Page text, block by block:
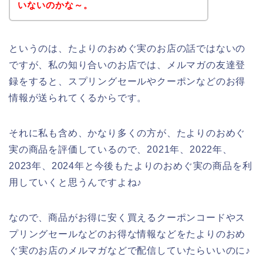
いないのかな～。
というのは、たよりのおめぐ実のお店の話ではないの
ですが、私の知り合いのお店では、メルマガの友達登
録をすると、スプリングセールやクーポンなどのお得
情報が送られてくるからです。
それに私も含め、かなり多くの方が、たよりのおめぐ
実の商品を評価しているので、2021年、2022年、
2023年、2024年と今後もたよりのおめぐ実の商品を利
用していくと思うんですよね♪
なので、商品がお得に安く買えるクーポンコードやス
プリングセールなどのお得な情報などをたよりのおめ
ぐ実のお店のメルマガなどで配信していたらいいのに♪